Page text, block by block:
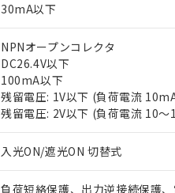
30mA以下
NPNオープンコレクタ
DC26.4V以下
100mA以下
残留電圧: 1V以下 (負荷電流
残留電圧: 2V以下 (負荷電流 10
入光ON/遮光ON 切替式
負荷短絡保護、出力逆接続保護
ご利用条件
※1 対応状況
対応済み：EU
対応予定：EU RoHS
調査・確認中：EU
非該当品：ライセンス
仕入先様の事情により
※1 中国RoHS○×